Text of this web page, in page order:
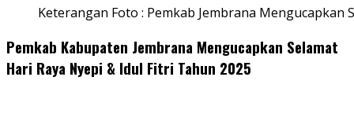
Keterangan Foto : Pemkab Jembrana Mengucapkan
Pemkab Kabupaten Jembrana Mengucapkan Selamat
Hari Raya Nyepi & Idul Fitri Tahun 2025